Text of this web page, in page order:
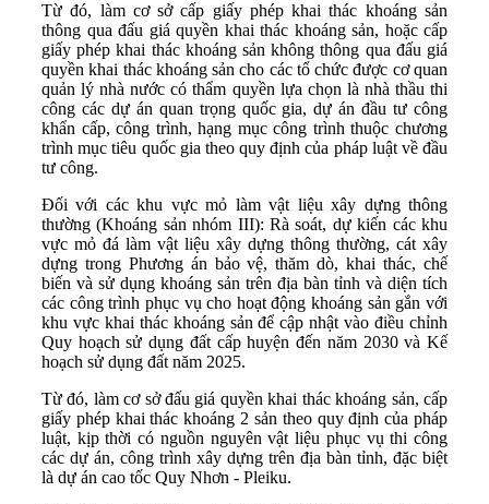
Từ đó, làm cơ sở cấp giấy phép khai thác khoáng sản
thông qua đấu giá quyền khai thác khoáng sản, hoặc cấp
giấy phép khai thác khoáng sản không thông qua đấu giá
quyền khai thác khoáng sản cho các tổ chức được cơ quan
quản lý nhà nước có thẩm quyền lựa chọn là nhà thầu thi
công các dự án quan trọng quốc gia, dự án đầu tư công
khẩn cấp, công trình, hạng mục công trình thuộc chương
trình mục tiêu quốc gia theo quy định của pháp luật về đầu
tư công.
Đối với các khu vực mỏ làm vật liệu xây dựng thông
thường (Khoáng sản nhóm III): Rà soát, dự kiến các khu
vực mỏ đá làm vật liệu xây dựng thông thường, cát xây
dựng trong Phương án bảo vệ, thăm dò, khai thác, chế
biến và sử dụng khoáng sản trên địa bàn tỉnh và diện tích
các công trình phục vụ cho hoạt động khoáng sản gắn với
khu vực khai thác khoáng sản để cập nhật vào điều chỉnh
Quy hoạch sử dụng đất cấp huyện đến năm 2030 và Kế
hoạch sử dụng đất năm 2025.
Từ đó, làm cơ sở đấu giá quyền khai thác khoáng sản, cấp
giấy phép khai thác khoáng 2 sản theo quy định của pháp
luật, kịp thời có nguồn nguyên vật liệu phục vụ thi công
các dự án, công trình xây dựng trên địa bàn tỉnh, đặc biệt
là dự án cao tốc Quy Nhơn - Pleiku.